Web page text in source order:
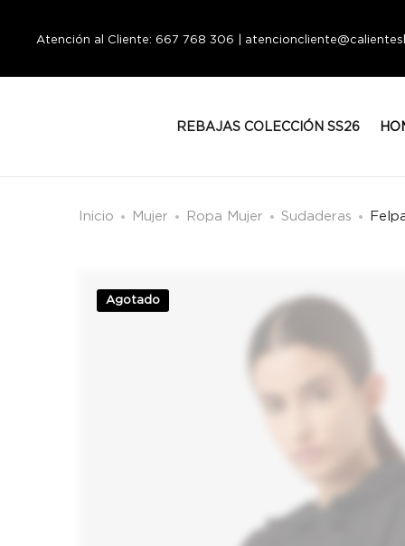
Atención al Cliente: 667 768 306 |
REBAJAS COLECCIÓN SS26
Inicio Mujer Ropa Mujer Sudaderas
Agotado